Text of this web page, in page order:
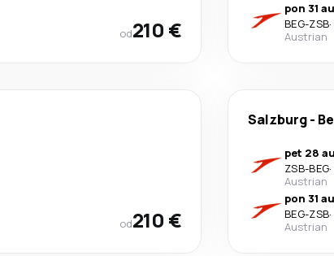
od210 €
pon 31
BEG-ZSB·
Austrian
od210 €
Salzburg-
pet 28
ZSB-BEG·
Austrian
pon 31
BEG-ZSB·
Austrian